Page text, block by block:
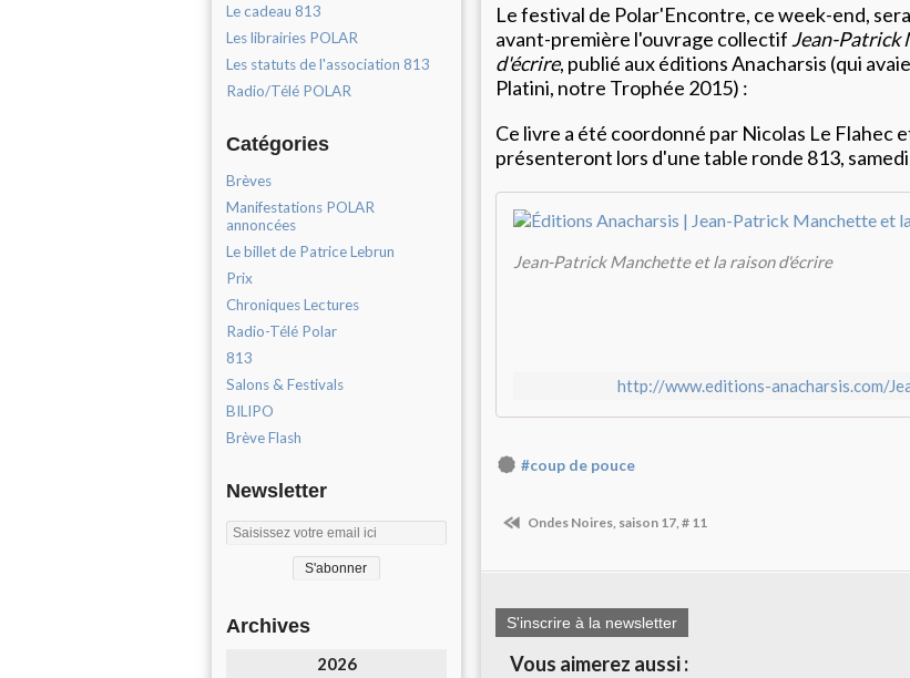
Le cadeau 813
Les librairies POLAR
Les statuts de l'association 813
Radio/Télé POLAR
Catégories
Brèves
Manifestations POLAR
annoncées
Le billet de Patrice Lebrun
Prix
Chroniques Lectures
Radio-Télé Polar
813
Salons & Festivals
BILIPO
Brève Flash
Newsletter
Archives
2026
Le festival de Polar'Encontre, ce week-end,
avant-première l'ouvrage collectif Jean-Patrick
d'écrire, publié aux éditions Anacharsis (qui
Platini, notre Trophée 2015) :
Ce livre a été coordonné par Nicolas Le Flahec
présenteront lors d'une table ronde 813,
Jean-Patrick Manchette et la raison d'écrire
http://www.editions-anacharsis.com/
#coup de pouce
Ondes Noires, saison 17, # 11
S'inscrire à la newsletter
Vous aimerez aussi :